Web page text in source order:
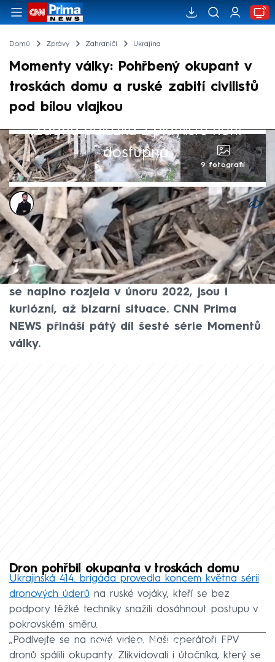
Domů Zprávy Zahraničí Ukrajina
Momenty války: Pohřbený okupant v
troskách domu a ruské zabití civilistů
pod bílou vlajkou
Žádná položka z playlistu není
dostupná.
9 fotografií
Marek Veselý
29. lis 2025, 07:56
Ruská invaze na Ukrajinu je bezpochyby
nejkrvavějším konfliktem v Evropě od druhé
světové války. Součástí ničivé agrese, která
se naplno rozjela v únoru 2022, jsou i
kuriózní, až bizarní situace. CNN Prima
NEWS přináší pátý díl šesté série Momentů
války.
Dron pohřbil okupanta v troskách domu
Ukrajinská 414. brigáda provedla koncem května sérii
dronových úderů na ruské vojáky, kteří se bez
podpory těžké techniky snažili dosáhnout postupu v
pokrovském směru.
Failed to fetch
„Podívejte se na nové video. Naši operátoři FPV
dronů spálili okupanty. Zlikvidovali i útočníka, který se